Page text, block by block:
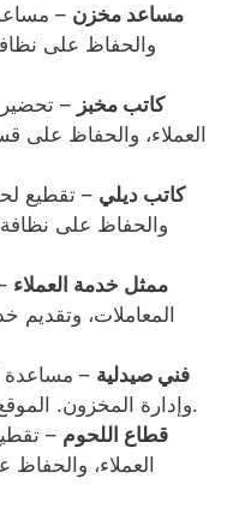
مساعد مخزن –
والحفاظ على
كاتب مخبز –
العملاء، والحفاظ على
كاتب ديلي – تقطيع
والحفاظ على نظافة
ممثل خدمة العملاء
المعاملات، وتقديم
فني صيدلية – مساعدة
وإدارة المخزون. الموقع: شارلوت، نورث كارولينا.
قطاع اللحوم –
العملاء،